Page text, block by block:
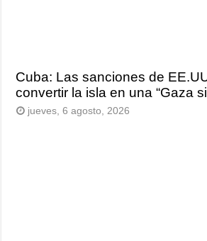
Cuba: Las sanciones de
convertir la isla en una “Gaza
jueves, 6 agosto, 2026